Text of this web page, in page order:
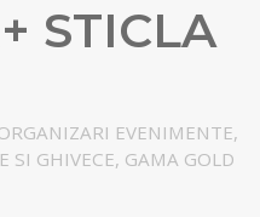
STICLA
EVENIMENTE,
SI GHIVECE, GAMA GOLD